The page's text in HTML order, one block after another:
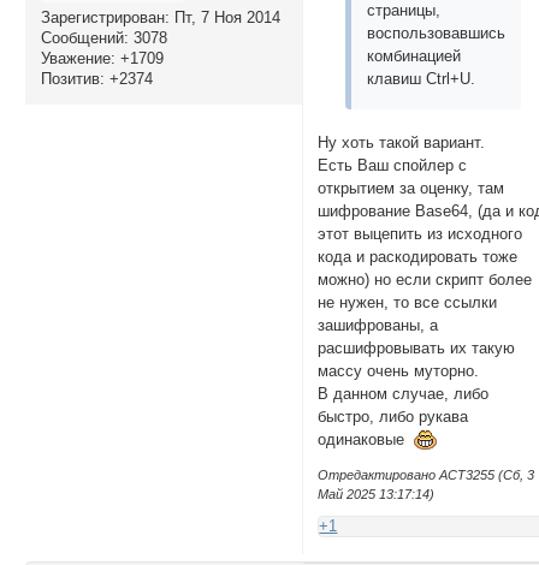
Зарегистрирован: Пт, 7 Ноя 2014
Сообщений: 3078
Уважение: +1709
Позитив: +2374
страницы,
воспользовавшись
комбинацией
клавиш Ctrl+U.
Ну хоть такой вариант.
Есть Ваш спойлер с
открытием за оценку, там
шифрование Base64, (да и
этот выцепить из исходного
кода и раскодировать тоже
можно) но если скрипт более
не нужен, то все ссылки
зашифрованы, а
расшифровывать их такую
массу очень муторно.
В данном случае, либо
быстро, либо рукава
одинаковые
Отредактировано ACT3255 (Сб, 3
Май 2025 13:17:14)
+1